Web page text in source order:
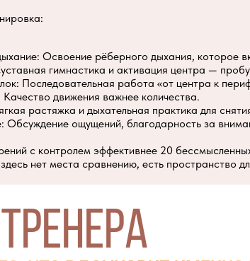
Освоение рёберного дыхания, которое
гимнастика и активация центра —
Последовательная работа «от центра к
движения важнее количества.
растяжка и дыхательная практика для
Обсуждение ощущений, благодарность за
с контролем эффективнее 20
нет места сравнению, есть пространство